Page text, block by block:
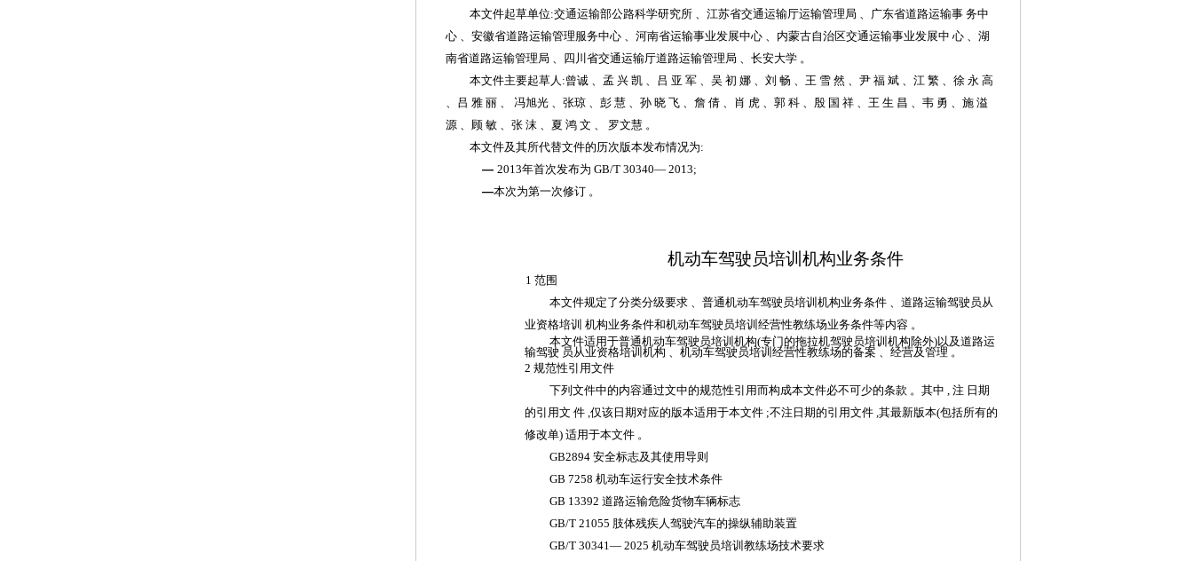
本文件起草单位:交通运输部公路科学研究所 、江苏省交通运输厅运输管理局 、广东省道路运输事 务中
心 、安徽省道路运输管理服务中心 、河南省运输事业发展中心 、内蒙古自治区交通运输事业发展中 心 、湖
南省道路运输管理局 、四川省交通运输厅道路运输管理局 、长安大学 。
本文件主要起草人 :曾诚 、孟 兴 凯 、吕 亚 军 、吴 初 娜 、刘 畅 、王 雪 然 、尹 福 斌 、江 繁 、徐 永 高
、吕 雅 丽 、
冯旭光 、张琼 、彭 慧 、孙 晓 飞 、詹 倩 、肖 虎 、郭 科 、殷 国 祥 、王 生 昌 、韦 勇 、施 溢
源 、顾 敏 、张 沫 、夏 鸿 文 、 罗文慧 。
本文件及其所代替文件的历次版本发布情况为:
— 2013年首次发布为 GB/T 30340—2013;
—本次为第一次修订 。
机动车驾驶员培训机构业务条件
1 范围
本文件规定了分类分级要求 、普通机动车驾驶员培训机构业务条件 、道路运输驾驶员从
业资格培训 机构业务条件和机动车驾驶员培训经营性教练场业务条件等内容 。
本文件适用于普通机动车驾驶员培训机构(专门的拖拉机驾驶员培训机构除外)以及道路运
输驾驶 员从业资格培训机构 、机动车驾驶员培训经营性教练场的备案 、经营及管理 。
2 规范性引用文件
下列 文件中的内容通过文中的规范性引用而构成本文件必不可少的条款 。其中 , 注 日期
的引用文 件 ,仅该日期对应的版本适用于本文件 ;不注日期的引用文件 ,其最新版本(包括所有的
修改单) 适用于本文件 。
GB2894 安全标志及其使用导则
GB 7258 机动车运行安全技术条件
GB 13392 道路运输危险货物车辆标志
GB/T21055 肢体残疾人驾驶汽车的操纵辅助装置
GB/T 30341— 2025 机动车驾驶员培训教练场技术要求